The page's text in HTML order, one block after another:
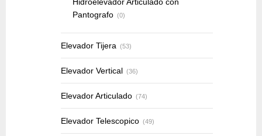
Pantografo (0)
Elevador Tijera (53)
Elevador Vertical (36)
Elevador Articulado (74)
Elevador Telescopico (49)